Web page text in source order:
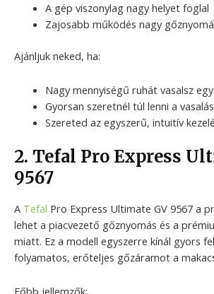
A gép viszonylag nagy helyet foglal
Zajosabb működés nagy
Ajánljuk neked, ha:
Nagy mennyiségű ruhát vasalsz
Gyorsan szeretnél túl lenni a
Szereted az egyszerű, intuitív
2. Tefal Pro Express
9567
A Tefal Pro Express Ultimate GV 9567 a
lehet a piacvezető gőznyomás és a
miatt. Ez a modell egyszerre kínál gyors
folyamatos, erőteljes gőzáramot a